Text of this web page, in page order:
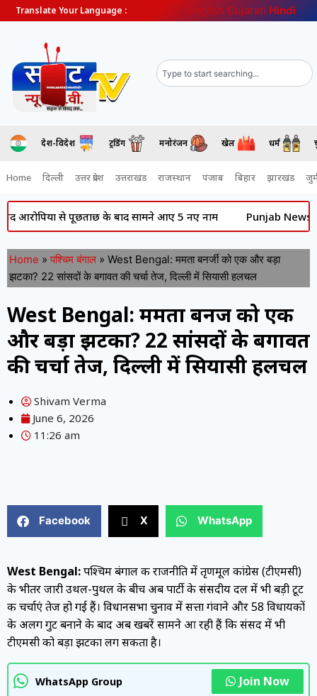
Translate Your Language : English Gujarati Hindi
देश-विदेश ट्रेंडिंग मनोरंजन खेल धर्म
Home दिल्ली उत्तर प्रदेश उत्तराखंड राजस्थान पंजाब बिहार झारखंड
से पूछताछ के बाद सामने आए 5 नए नाम Punjab News: की
Home » पश्चिम बंगाल » West Bengal: ममता बनर्जी को एक और बड़ा
झटका? 22 सांसदों के बगावत की चर्चा तेज, दिल्ली में सियासी हलचल
West Bengal: ममता बनर्जी को एक
और बड़ा झटका? 22 सांसदों के बगावत
की चर्चा तेज, दिल्ली में सियासी हलचल
Shivam Verma
June 6, 2026
11:26 am
Facebook X WhatsApp
West Bengal:पश्चिम बंगाल की राजनीति में तृणमूल कांग्रेस (टीएमसी)
के भीतर जारी उथल-पुथल के बीच अब पार्टी के संसदीय दल में भी बड़ी टूट
की चर्चाएं तेज हो गई हैं। विधानसभा चुनाव में सत्ता गंवाने और 58 विधायकों
के अलग गुट बनाने के बाद अब खबरें सामने आ रही हैं कि संसद में भी
टीएमसी को बड़ा झटका लग सकता है।
WhatsApp Group Join Now